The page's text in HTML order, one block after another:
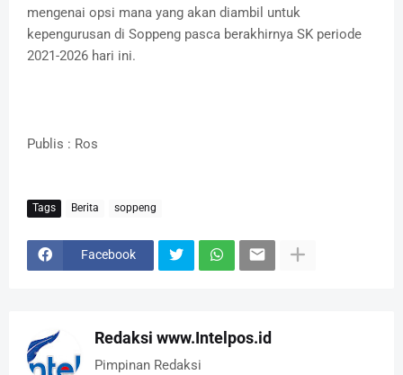
mengenai opsi mana yang akan diambil untuk
kepengurusan di Soppeng pasca berakhirnya SK periode
2021-2026 hari ini.
Publis : Ros
Tags Berita soppeng
Facebook
Redaksi www.Intelpos.id
Pimpinan Redaksi